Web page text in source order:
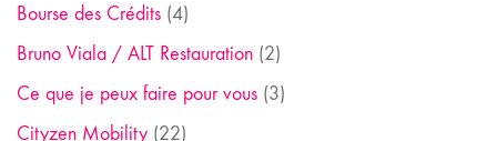
Bourse des Crédits (4)
Bruno Viala / ALT Restauration (2)
Ce que je peux faire pour vous (3)
Cityzen Mobility (22)